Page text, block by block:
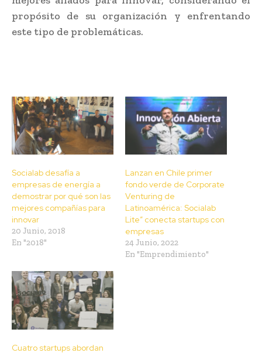
propósito de su organización y enfrentando
este tipo de problemáticas.
Socialab desafía a
empresas de energía a
demostrar por qué son las
mejores compañías para
innovar
20 Junio, 2018
En "2018"
Lanzan en Chile primer
fondo verde de Corporate
Venturing de
Latinoamérica: Socialab
Lite” conecta startups con
empresas
24 Junio, 2022
En "Emprendimiento"
Cuatro startups abordan